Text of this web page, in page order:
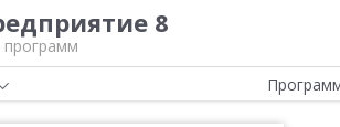
8
программ